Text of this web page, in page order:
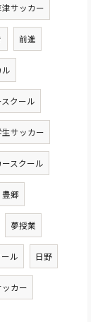
津サッカー
前進
クール
サッカー
スクール
豊郷
夢授業
ル 日野
カー